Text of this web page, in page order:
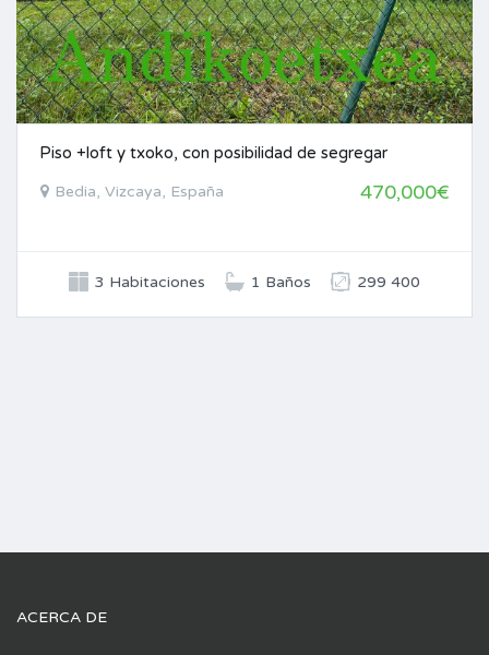
Piso +loft y txoko, con posibilidad de segregar
Bedia, Vizcaya, España 470,000€
3 Habitaciones 1 Baños 299 400
ACERCA DE